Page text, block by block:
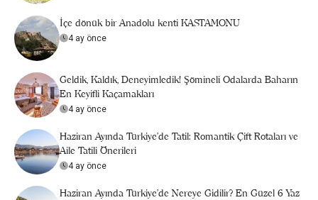
İçe dönük bir Anadolu kenti KASTAMONU
4 ay önce
Geldik, Kaldık, Deneyimledik! Şömineli Odalarda Baharın
En Keyifli Kaçamakları
4 ay önce
Haziran Ayında Türkiye’de Tatil: Romantik Çift Rotaları ve
Aile Tatili Önerileri
4 ay önce
Haziran Ayında Türkiye’de Nereye Gidilir? En Güzel 6 Yaz